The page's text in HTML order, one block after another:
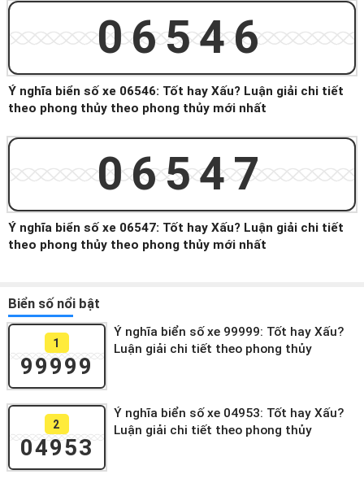
06546
Ý nghĩa biển số xe 06546: Tốt hay Xấu? Luận giải chi tiết
theo phong thủy theo phong thủy mới nhất
06547
Ý nghĩa biển số xe 06547: Tốt hay Xấu? Luận giải chi tiết
theo phong thủy theo phong thủy mới nhất
Biển số nổi bật
1
99999
Ý nghĩa biển số xe 99999: Tốt hay Xấu?
Luận giải chi tiết theo phong thủy
2
04953
Ý nghĩa biển số xe 04953: Tốt hay Xấu?
Luận giải chi tiết theo phong thủy